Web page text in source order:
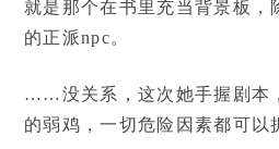
就是那个在书里充当背景板，
的正派npc。
……没关系，这次她手握剧本
的弱鸡，一切危险因素都可以